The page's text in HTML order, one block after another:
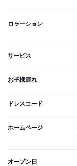
ロケーション
サービス
お子様連れ
ドレスコード
ホームページ
オープン日